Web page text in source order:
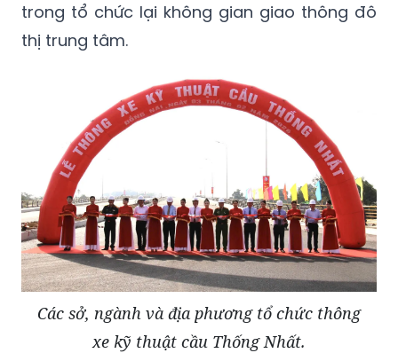
trong tổ chức lại không gian giao thông đô
thị trung tâm.
Các sở, ngành và địa phương tổ chức thông
xe kỹ thuật cầu Thống Nhất.